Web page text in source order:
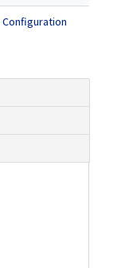
Configuration